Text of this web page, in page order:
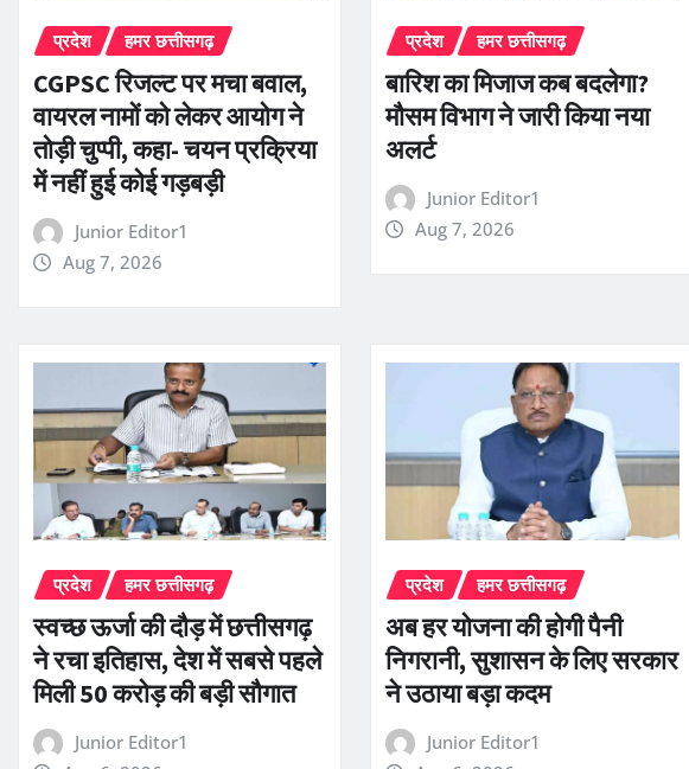
प्रदेश हमर छत्तीसगढ़
CGPSC रिजल्ट पर मचा बवाल,
वायरल नामों को लेकर आयोग ने
तोड़ी चुप्पी, कहा- चयन प्रक्रिया
में नहीं हुई कोई गड़बड़ी
Junior Editor1
Aug 7, 2026
प्रदेश हमर छत्तीसगढ़
बारिश का मिजाज कब बदलेगा?
मौसम विभाग ने जारी किया नया
अलर्ट
Junior Editor1
Aug 7, 2026
प्रदेश हमर छत्तीसगढ़
स्वच्छ ऊर्जा की दौड़ में छत्तीसगढ़
ने रचा इतिहास, देश में सबसे पहले
मिली 50 करोड़ की बड़ी सौगात
Junior Editor1
प्रदेश हमर छत्तीसगढ़
अब हर योजना की होगी पैनी
निगरानी, सुशासन के लिए सरकार
ने उठाया बड़ा कदम
Junior Editor1